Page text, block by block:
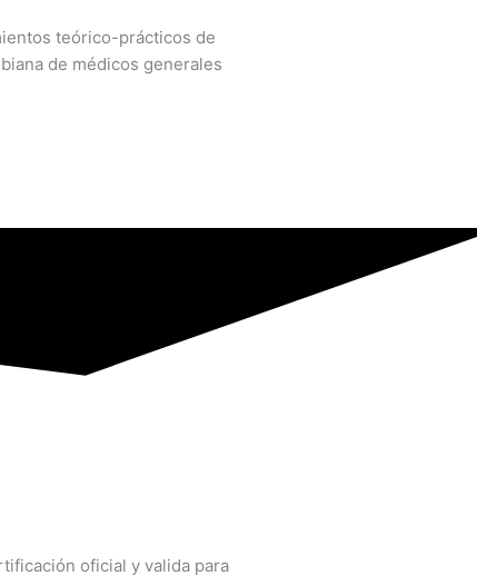
teórico-prácticos de
de médicos generales
oficial y valida para